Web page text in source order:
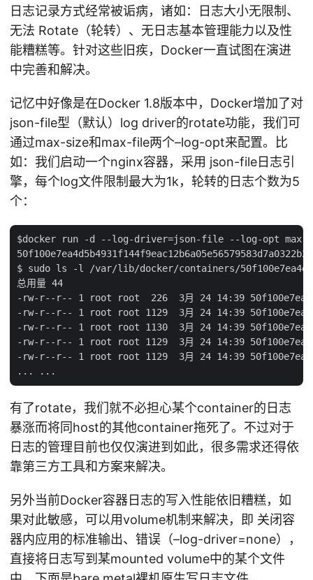
日志记录方式经常被诟病，诸如：日志大小无限制、
无法 Rotate（轮转）、无日志基本管理能力以及性
能糟糕等。针对这些旧疾，Docker一直试图在演进
中完善和解决。
记忆中好像是在Docker 1.8版本中，Docker增加了对
json-file型（默认）log driver的rotate功能，我们可
通过max-size和max-file两个–log-opt来配置。比
如：我们启动一个nginx容器，采用 json-file日志引
擎，每个log文件限制最大为1k，轮转的日志个数为5
个：
$docker run -d --log-driver=json-file --log-opt max-
$ sudo ls -l /var/lib/docker/containers/
总用量 44
-rw-r--r-- 1 root root  226  3月 24 14:39
-rw-r--r-- 1 root root 1129  3月 24 14:39
-rw-r--r-- 1 root root 1130  3月 24 14:39
-rw-r--r-- 1 root root 1129  3月 24 14:39
-rw-r--r-- 1 root root 1129  3月 24 14:39
有了rotate，我们就不必担心某个container的日志
暴涨而将同host的其他container拖死了。不过对于
日志的管理目前也仅仅演进到如此，很多需求还得依
靠第三方工具和方案来解决。
另外当前Docker容器日志的写入性能依旧糟糕，如
果对此敏感，可以用volume机制来解决，即 关闭容
器内应用的标准输出、错误（–log-driver=none），
直接将日志写到某mounted volume中的某个文件